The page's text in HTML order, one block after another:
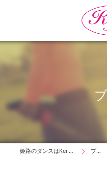
姫路のダンスはKei Music Street ブログ